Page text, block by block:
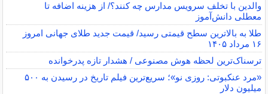
والدین با تخلف سرویس مدارس چه کنند؟/ از هزینه اضافه تا
معطلی دانش‌آموز
طلا به بالاترین سطح قیمتی رسید/ قیمت جدید طلای جهانی امروز
۱۶ مرداد ۱۴۰۵
ترسناک‌ترین لحظه هوش مصنوعی / هشدار تازه پدرخوانده
«مرد عنکبوتی: روزی نو»؛ سریع‌ترین فیلم تاریخ در رسیدن به ۵۰۰
میلیون دلار